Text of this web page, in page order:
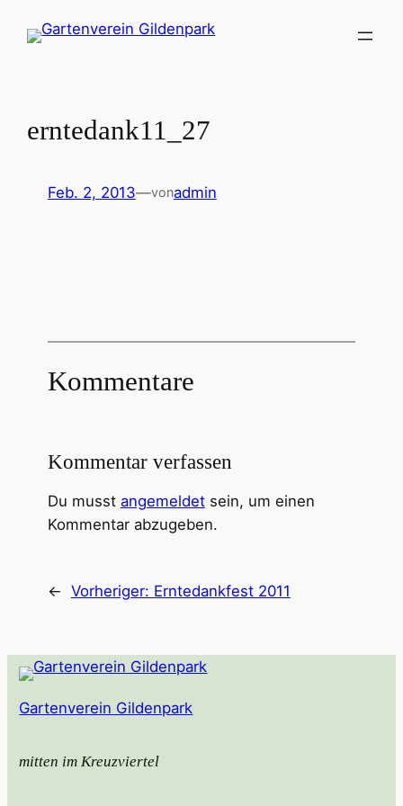
Inhalt
erntedank11_27
Feb. 2, 2013—vonadmin
Kommentare
Kommentar verfassen
Du musst angemeldetsein, um einen
Kommentar abzugeben.
← Vorheriger: Erntedankfest 2011
Gartenverein Gildenpark
mitten im Kreuzviertel